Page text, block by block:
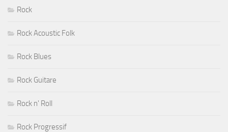
Rock
Rock Acoustic Folk
Rock Blues
Rock Guitare
Rock n' Roll
Rock Progressif